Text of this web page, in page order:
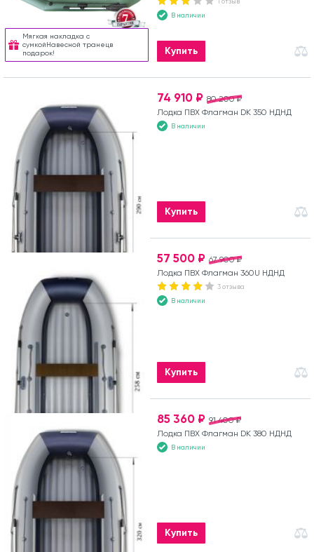
Мягкая накладка с
сумкойНавесной транецв
подарок!
В наличии
Купить
80 200 ₽
74 910 ₽
Лодка ПВХ Флагман DK 350 НДНД
В наличии
Купить
67 900 ₽
57 500 ₽
Лодка ПВХ Флагман 360U НДНД
3 отзыва
В наличии
Купить
91 400 ₽
85 360 ₽
Лодка ПВХ Флагман DK 380 НДНД
В наличии
Купить